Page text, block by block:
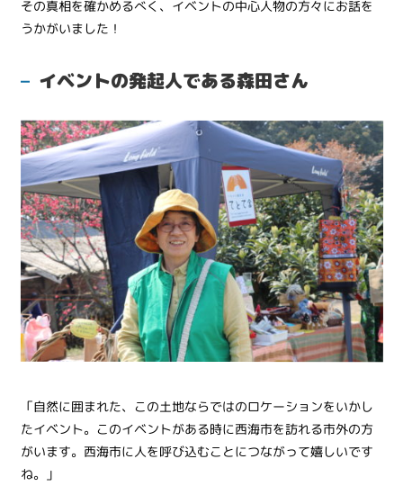
その真相を確かめるべく、イベントの中心人物の方々にお話を
うかがいました！
イベントの発起人である森田さん
「自然に囲まれた、この土地ならではのロケーションをいかし
たイベント。このイベントがある時に西海市を訪れる市外の方
がいます。西海市に人を呼び込むことにつながって嬉しいです
ね。」